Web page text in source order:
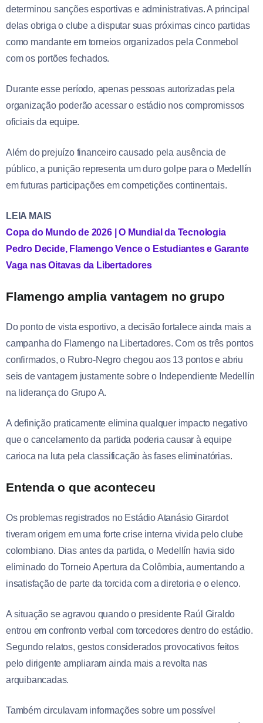
determinou sanções esportivas e administrativas. A principal
delas obriga o clube a disputar suas próximas cinco partidas
como mandante em torneios organizados pela Conmebol
com os portões fechados.
Durante esse período, apenas pessoas autorizadas pela
organização poderão acessar o estádio nos compromissos
oficiais da equipe.
Além do prejuízo financeiro causado pela ausência de
público, a punição representa um duro golpe para o Medellín
em futuras participações em competições continentais.
LEIA MAIS
Copa do Mundo de 2026 | O Mundial da Tecnologia
Pedro Decide, Flamengo Vence o Estudiantes e Garante
Vaga nas Oitavas da Libertadores
Flamengo amplia vantagem no grupo
Do ponto de vista esportivo, a decisão fortalece ainda mais a
campanha do Flamengo na Libertadores. Com os três pontos
confirmados, o Rubro-Negro chegou aos 13 pontos e abriu
seis de vantagem justamente sobre o Independiente Medellín
na liderança do Grupo A.
A definição praticamente elimina qualquer impacto negativo
que o cancelamento da partida poderia causar à equipe
carioca na luta pela classificação às fases eliminatórias.
Entenda o que aconteceu
Os problemas registrados no Estádio Atanásio Girardot
tiveram origem em uma forte crise interna vivida pelo clube
colombiano. Dias antes da partida, o Medellín havia sido
eliminado do Torneio Apertura da Colômbia, aumentando a
insatisfação de parte da torcida com a diretoria e o elenco.
A situação se agravou quando o presidente Raúl Giraldo
entrou em confronto verbal com torcedores dentro do estádio.
Segundo relatos, gestos considerados provocativos feitos
pelo dirigente ampliaram ainda mais a revolta nas
arquibancadas.
Também circulavam informações sobre um possível